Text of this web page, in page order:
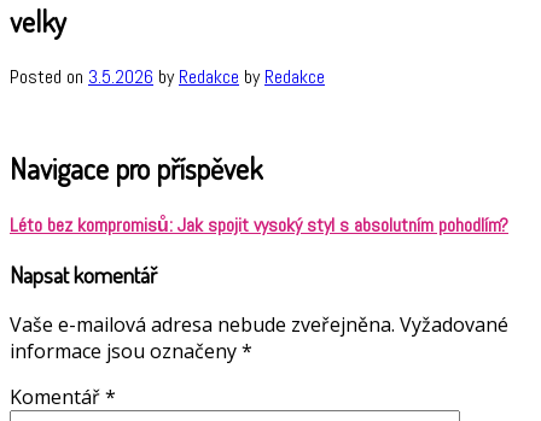
velky
Posted on 3.5.2026 byRedakce byRedakce
Navigace pro příspěvek
Léto bez kompromisů: Jak spojit vysoký styl s absolutním pohodlím?
Napsat komentář
Vaše e-mailová adresa nebude zveřejněna. Vyžadované
informace jsou označeny*
Komentář*